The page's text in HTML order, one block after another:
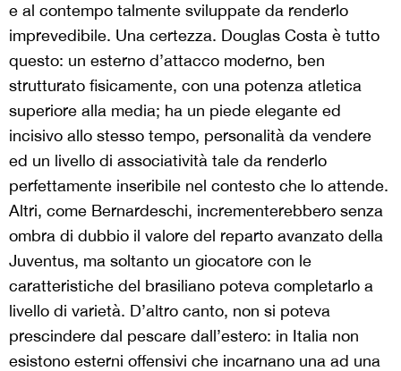
e al contempo talmente sviluppate da renderlo
imprevedibile. Una certezza. Douglas Costa è tutto
questo: un esterno d’attacco moderno, ben
strutturato fisicamente, con una potenza atletica
superiore alla media; ha un piede elegante ed
incisivo allo stesso tempo, personalità da vendere
ed un livello di associatività tale da renderlo
perfettamente inseribile nel contesto che lo attende.
Altri, come Bernardeschi, incrementerebbero senza
ombra di dubbio il valore del reparto avanzato della
Juventus, ma soltanto un giocatore con le
caratteristiche del brasiliano poteva completarlo a
livello di varietà. D’altro canto, non si poteva
prescindere dal pescare dall’estero: in Italia non
esistono esterni offensivi che incarnano una ad una